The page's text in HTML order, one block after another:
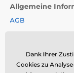
Allgemeine
AGB
Versand &
Rückgabe und
Dank Ihrer
Cookies zu